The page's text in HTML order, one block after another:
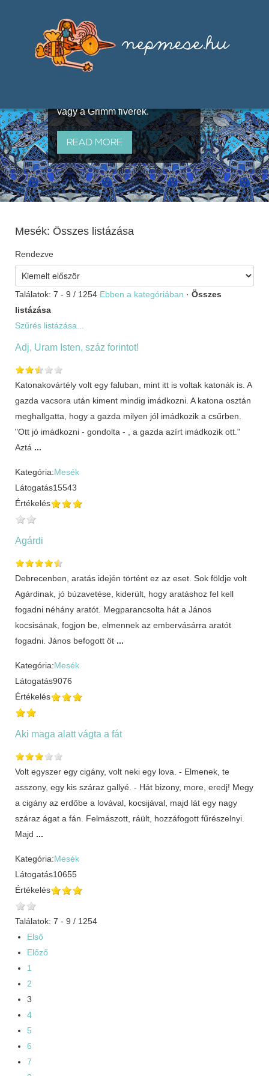
útján terjedő elbeszélésekből,
melyeket olyan ismert gyűjtők
állítottak össze, mint Benedek
vagy a Grimm fivérek.
READ MORE
Mesék: Összes listázása
Rendezve
Találatok: 7 - 9 / 1254 Ebben a kategóriában · Összes
listázása
Szűrés listázása...
Adj, Uram Isten, száz forintot!
Katonakovártély volt egy faluban, mint itt is voltak katonák is. A
gazda vacsora után kiment mindig imádkozni. A katona osztán
meghallgatta, hogy a gazda milyen jól imádkozik a csűrben.
"Ott jó imádkozni - gondolta - , a gazda azírt imádkozik ott."
Aztá ...
Kategória:Mesék
Látogatás15543
Értékelés
Agárdi
Debrecenben, aratás idején történt ez az eset. Sok földje volt
Agárdinak, jó búzavetése, kiderült, hogy aratáshoz fel kell
fogadni néhány aratót. Megparancsolta hát a János
kocsisának, fogjon be, elmennek az embervásárra aratót
fogadni. János befogott öt ...
Kategória:Mesék
Látogatás9076
Értékelés
Aki maga alatt vágta a fát
Volt egyszer egy cigány, volt neki egy lova. - Elmenek, te
asszony, egy kis száraz gallyé. - Hát bizony, more, eredj! Megy
a cigány az erdőbe a lovával, kocsijával, majd lát egy nagy
száraz ágat a fán. Felmászott, ráült, hozzáfogott fűrészelnyi.
Majd ...
Kategória:Mesék
Látogatás10655
Értékelés
Találatok: 7 - 9 / 1254
Első
Előző
1
2
3
4
5
6
7